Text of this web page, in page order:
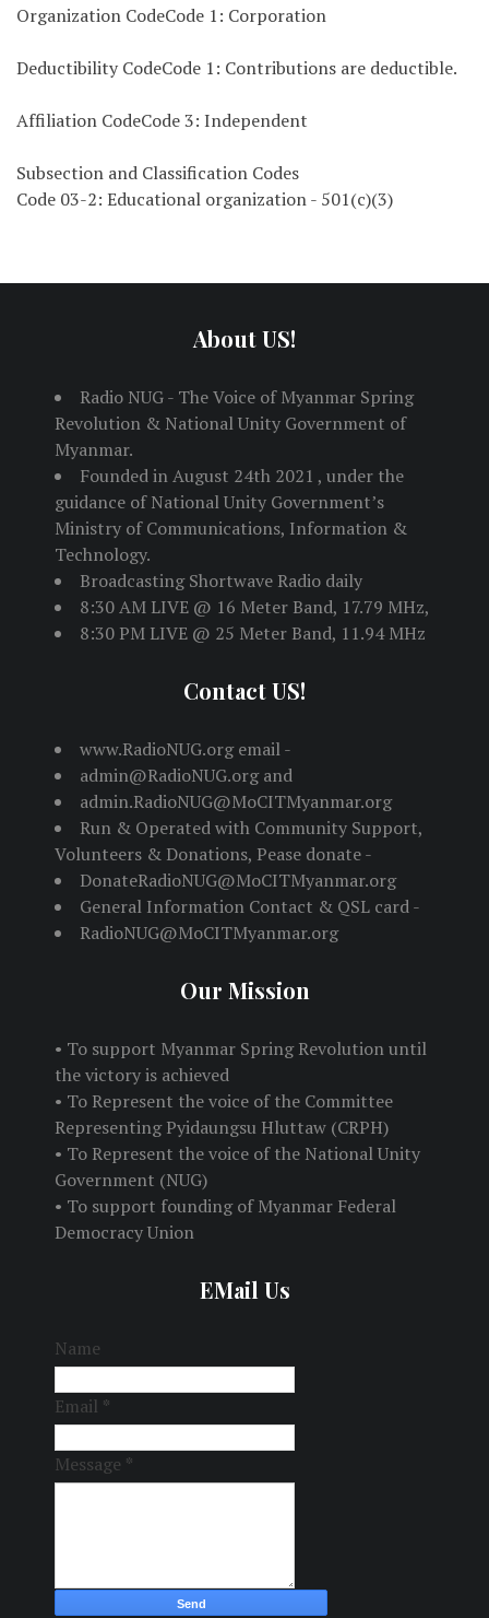
Organization CodeCode 1: Corporation
Deductibility CodeCode 1: Contributions are deductible.
Affiliation CodeCode 3: Independent
Subsection and Classification Codes
Code 03-2: Educational organization - 501(c)(3)
About US!
Radio NUG - The Voice of Myanmar Spring
Revolution & National Unity Government of
Myanmar.
Founded in August 24th 2021 , under the
guidance of National Unity Government’s
Ministry of Communications, Information &
Technology.
Broadcasting Shortwave Radio daily
8:30 AM LIVE @ 16 Meter Band, 17.79 MHz,
8:30 PM LIVE @ 25 Meter Band, 11.94 MHz
Contact US!
www.RadioNUG.org email -
admin@RadioNUG.org and
admin.RadioNUG@MoCITMyanmar.org
Run & Operated with Community Support,
Volunteers & Donations, Pease donate -
DonateRadioNUG@MoCITMyanmar.org
General Information Contact & QSL card -
RadioNUG@MoCITMyanmar.org
Our Mission
• To support Myanmar Spring Revolution until
the victory is achieved
• To Represent the voice of the Committee
Representing Pyidaungsu Hluttaw (CRPH)
• To Represent the voice of the National Unity
Government (NUG)
• To support founding of Myanmar Federal
Democracy Union
EMail Us
Name
Email *
Message *